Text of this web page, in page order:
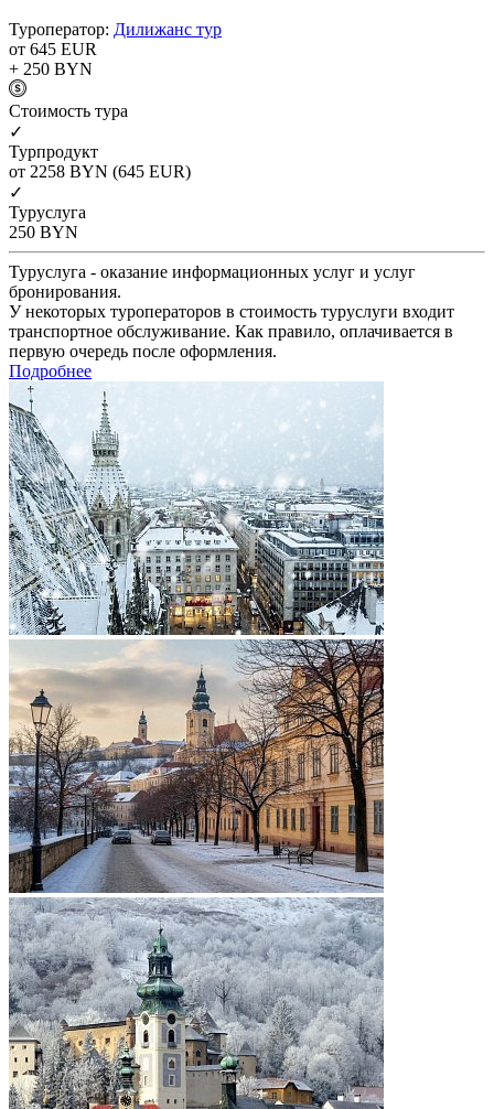
Туроператор: Дилижанс тур
от 645 EUR
+ 250 BYN
Cтоимость тура
✓
Турпродукт
от 2258 BYN (645 EUR)
✓
Туруслуга
250 BYN
Туруслуга - оказание информационных услуг и услуг
бронирования.
У некоторых туроператоров в стоимость туруслуги входит
транспортное обслуживание. Как правило, оплачивается в
первую очередь после оформления.
Подробнее